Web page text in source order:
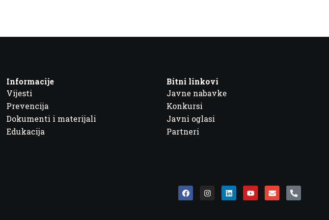
Informacije
Vijesti
Prevencija
Dokumenti i materijali
Edukacija
Bitni linkovi
Javne nabavke
Konkursi
Javni oglasi
Partneri